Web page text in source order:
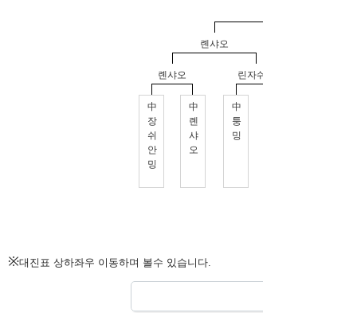
※대진표 상하좌우 이동하며 볼수 있습니다.